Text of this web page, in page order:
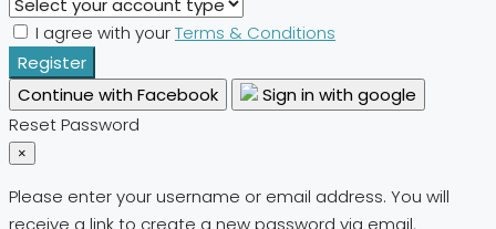
I agree with yourTerms & Conditions
Register
Continue with Facebook
Sign in with google
Reset Password
×
Please enter your username or email address. You will
receive a link to create a new password via email.